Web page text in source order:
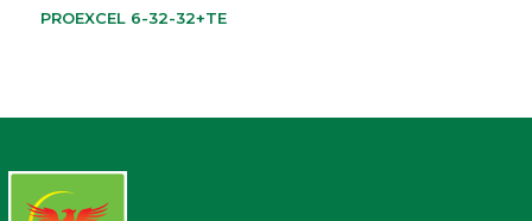
PROEXCEL 6-32-32+TE